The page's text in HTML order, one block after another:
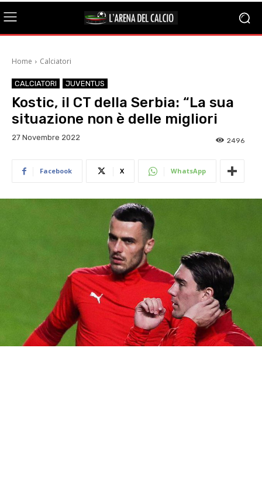
Home Calciatori
CALCIATORI JUVENTUS
Kostic, il CT della Serbia: “La sua
situazione non è delle migliori
27 Novembre 2022 2496
Facebook X WhatsApp